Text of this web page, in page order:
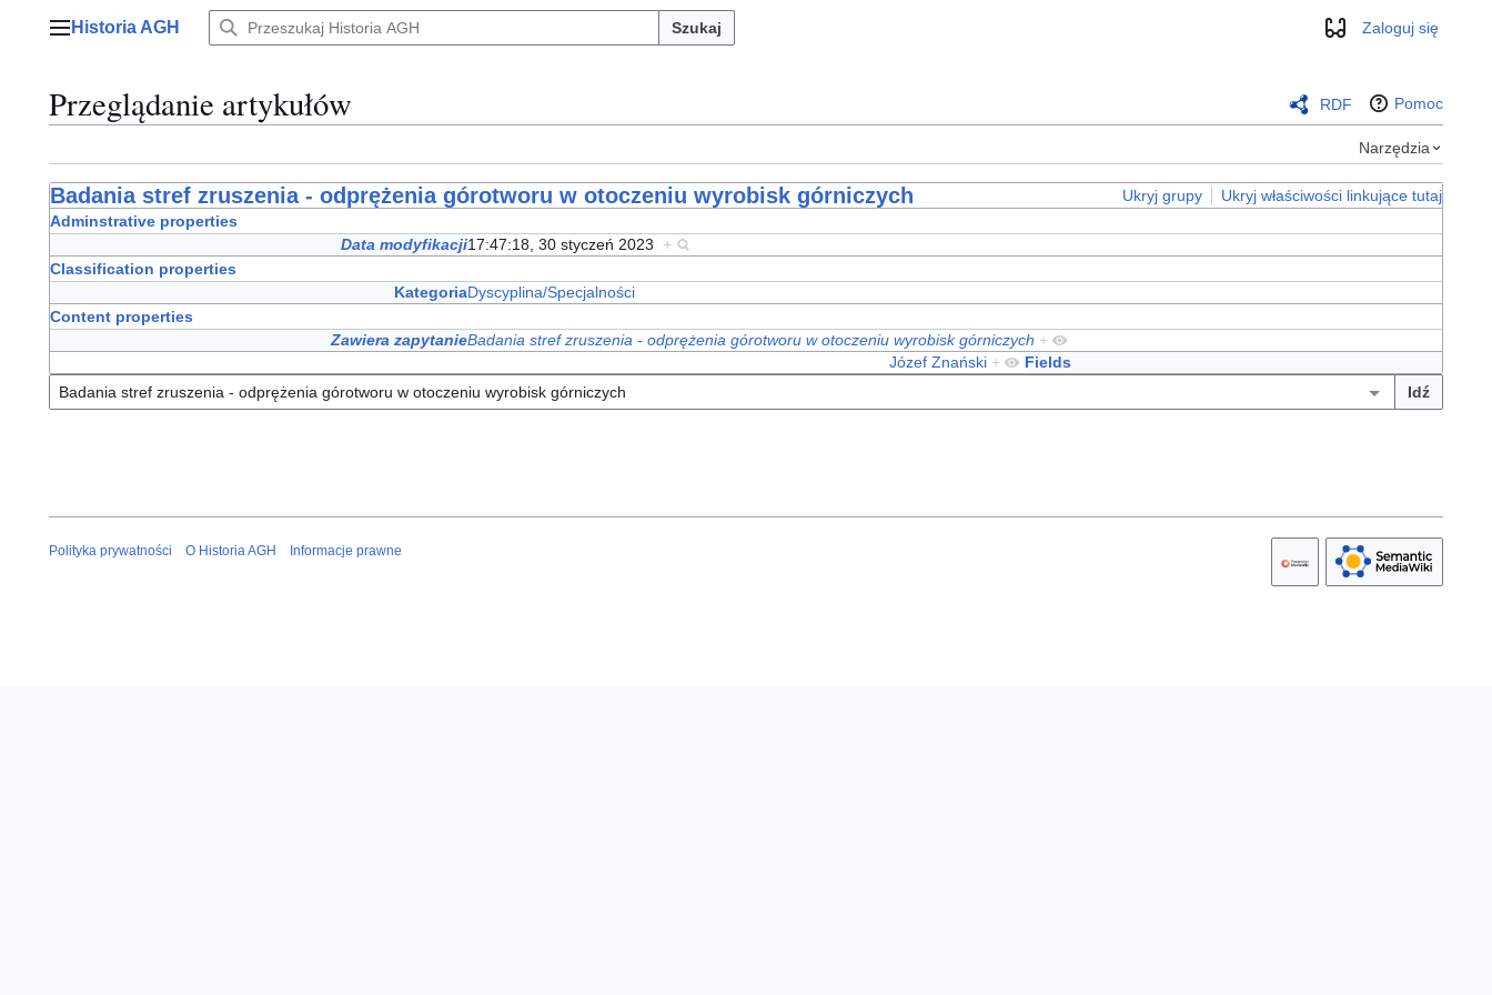
Menu główne
Historia AGH Szukaj WyglądZaloguj się
Przeglądanie artykułów RDF Pomoc
Narzędzia
Badania stref zruszenia - odprężenia górotworu w otoczeniu wyrobisk górniczych Ukryj grupy
Ukryj właściwości linkujące tutaj
Adminstrative properties
Data modyfikacji17:47:18, 30 styczeń 2023
+
Classification properties
KategoriaDyscyplina/Specjalności
Content properties
Zawiera zapytanieBadania stref zruszenia - odprężenia górotworu w otoczeniu wyrobisk górniczych +
Fields
Józef Znański +
Polityka prywatności O Historia AGH Informacje prawne